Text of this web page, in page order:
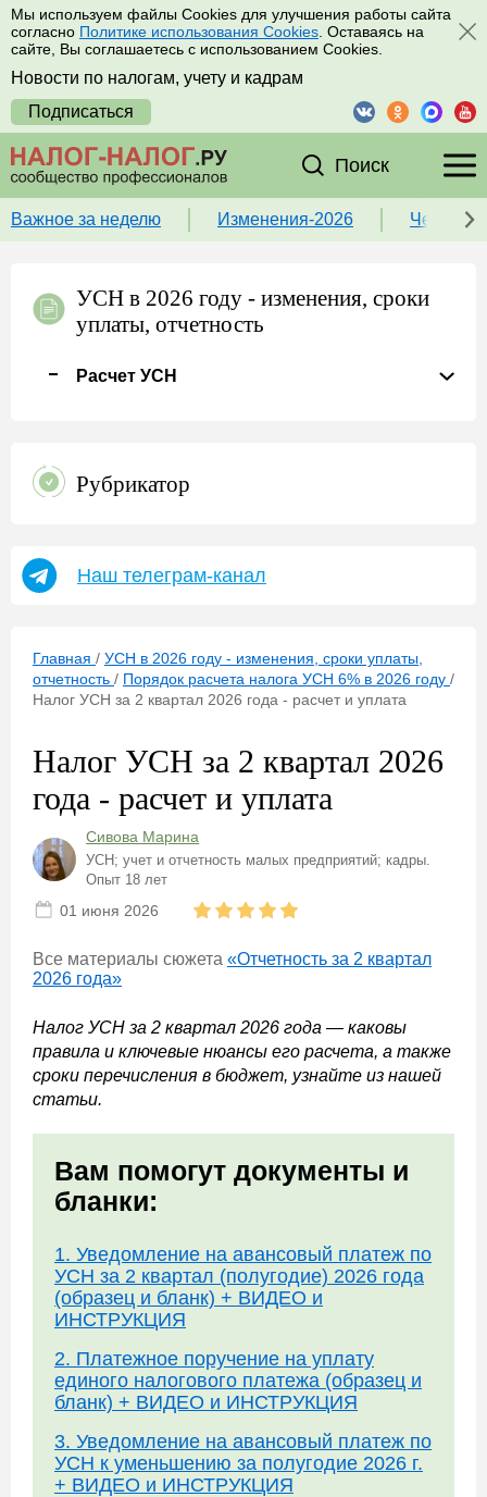
Мы используем файлы Cookies для улучшения работы сайта
согласно Политике использования Cookies . Оставаясь на
сайте, Вы соглашаетесь с использованием Cookies.
Новости по налогам, учету и кадрам
Подписаться
Поиск
Важное за неделю Изменения-2026 Чек-
УСН в 2026 году - изменения, сроки
уплаты, отчетность
Расчет УСН
Рубрикатор
Наш телеграм-канал
Главная / УСН в 2026 году - изменения, сроки уплаты,
отчетность / Порядок расчета налога УСН 6% в 2026 году /
Налог УСН за 2 квартал 2026 года - расчет и уплата
Налог УСН за 2 квартал 2026
года - расчет и уплата
Сивова Марина
УСН; учет и отчетность малых предприятий; кадры.
Опыт 18 лет
01 июня 2026
Все материалы сюжета «Отчетность за 2 квартал
2026 года»
Налог УСН за 2 квартал 2026 года — каковы
правила и ключевые нюансы его расчета, а также
сроки перечисления в бюджет, узнайте из нашей
статьи.
Вам помогут документы и
бланки:
1. Уведомление на авансовый платеж по
УСН за 2 квартал (полугодие) 2026 года
(образец и бланк) + ВИДЕО и
ИНСТРУКЦИЯ
2. Платежное поручение на уплату
единого налогового платежа (образец и
бланк) + ВИДЕО и ИНСТРУКЦИЯ
3. Уведомление на авансовый платеж по
УСН к уменьшению за полугодие 2026 г.
+ ВИДЕО и ИНСТРУКЦИЯ